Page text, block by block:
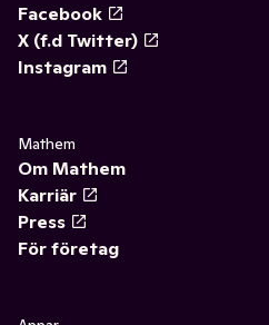
Facebook
X (f.d Twitter)
Instagram
Mathem
Om Mathem
Karriär
Press
För företag